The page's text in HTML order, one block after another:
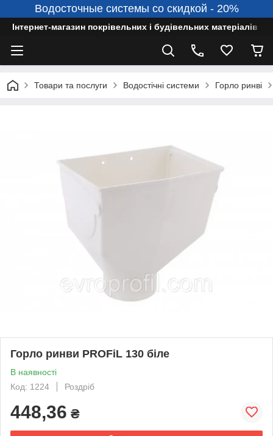
Водосточные системы со скидкой - 20%
Інтернет-магазин покрівельних і будівельних матеріалів
Товари та послуги Водостічні системи Горло ринві
Горло ринви PROFiL 130 біле
В наявності
Код: 1224
Роздріб
448,36 ₴